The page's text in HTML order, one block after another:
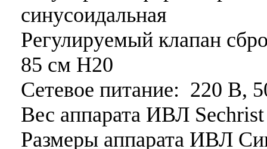
синусоидальная
Регулируемый клапан
85 см Н20
Сетевое питание: 220 В,
Вес аппарата ИВЛ
Размеры аппарата ИВЛ